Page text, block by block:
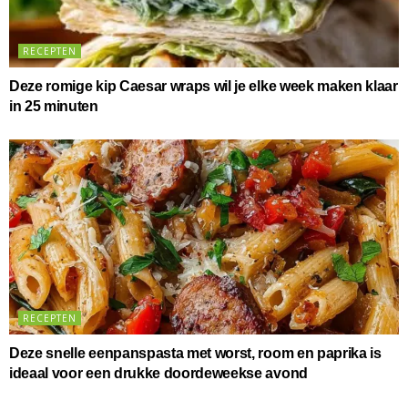
RECEPTEN
Deze romige kip Caesar wraps wil je elke week maken klaar
in 25 minuten
RECEPTEN
Deze snelle eenpanspasta met worst, room en paprika is
ideaal voor een drukke doordeweekse avond